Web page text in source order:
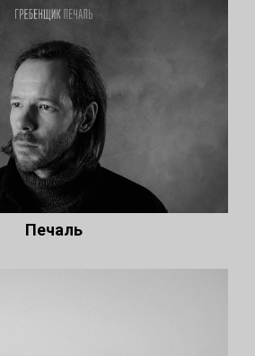
Печаль